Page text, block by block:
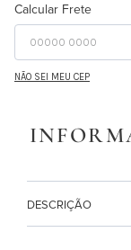
Calcular Frete
NÃO SEI MEU CEP
DESCRIÇÃO